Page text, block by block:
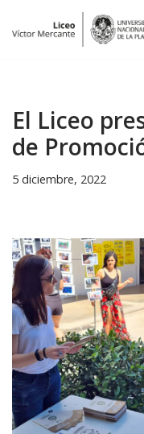
El Liceo
de
5 diciembre, 2022